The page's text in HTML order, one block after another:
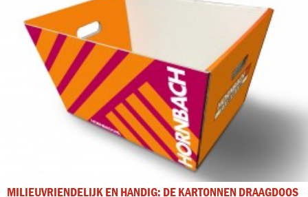
MILIEUVRIENDELIJK EN HANDIG: DE KARTONNEN DRAAGDOOS